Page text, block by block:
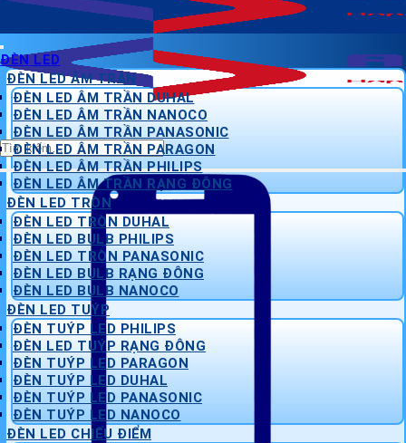
Tìm
kiếm:
ĐÈN LED
ĐÈN LED ÂM TRẦN
ĐÈN LED ÂM TRẦN DUHAL
ĐÈN LED ÂM TRẦN NANOCO
ĐÈN LED ÂM TRẦN PANASONIC
ĐÈN LED ÂM TRẦN PARAGON
ĐÈN LED ÂM TRẦN PHILIPS
ĐÈN LED ÂM TRẦN RẠNG ĐÔNG
ĐÈN LED TRÒN
ĐÈN LED TRÒN DUHAL
ĐÈN LED BULB PHILIPS
ĐÈN LED TRÒN PANASONIC
ĐÈN LED BULB RẠNG ĐÔNG
ĐÈN LED BULB NANOCO
ĐÈN LED TUÝP
ĐÈN TUÝP LED PHILIPS
ĐÈN LED TUÝP RẠNG ĐÔNG
ĐÈN TUÝP LED PARAGON
ĐÈN TUÝP LED DUHAL
ĐÈN TUÝP LED PANASONIC
ĐÈN TUÝP LED NANOCO
ĐÈN LED CHIẾU ĐIỂM